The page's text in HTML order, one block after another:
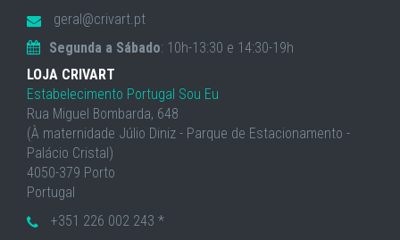
geral@crivart.pt
Segunda a Sábado: 10h-13:30 e 14:30-19h
LOJA CRIVART
Estabelecimento Portugal Sou Eu
Rua Miguel Bombarda, 648
(À maternidade Júlio Diniz - Parque de Estacionamento -
Palácio Cristal)
4050-379 Porto
Portugal
+351 226 002 243 *